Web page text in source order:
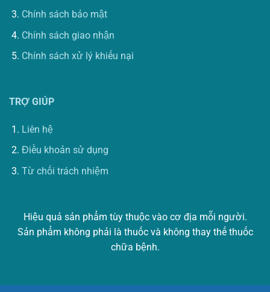
Chính sách bảo mật
Chính sách giao nhận
Chính sách xử lý khiếu nại
TRỢ GIÚP
Liên hệ
Điều khoản sử dụng
Từ chối trách nhiệm
Hiệu quả sản phẩm tùy thuộc vào cơ địa mỗi người.
Sản phẩm không phải là thuốc và không thay thế thuốc
chữa bệnh.